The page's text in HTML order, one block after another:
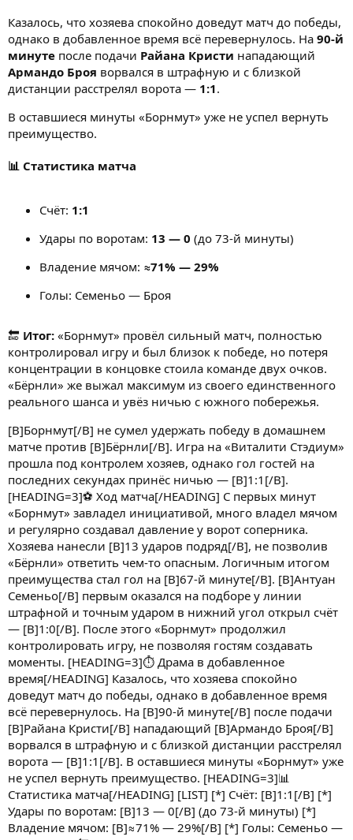
Казалось, что хозяева спокойно доведут матч до победы,
однако в добавленное время всё перевернулось. На 90-й
минуте после подачи Райана Кристи нападающий
Армандо Броя ворвался в штрафную и с близкой
дистанции расстрелял ворота — 1:1.
В оставшиеся минуты «Борнмут» уже не успел вернуть
преимущество.
📊 Статистика матча
Счёт: 1:1
Удары по воротам: 13 — 0 (до 73-й минуты)
Владение мячом: ≈71% — 29%
Голы: Семеньо — Броя
🔚 Итог: «Борнмут» провёл сильный матч, полностью
контролировал игру и был близок к победе, но потеря
концентрации в концовке стоила команде двух очков.
«Бёрнли» же выжал максимум из своего единственного
реального шанса и увёз ничью с южного побережья.
[B]Борнмут[/B] не сумел удержать победу в домашнем
матче против [B]Бёрнли[/B]. Игра на «Виталити Стэдиум»
прошла под контролем хозяев, однако гол гостей на
последних секундах принёс ничью — [B]1:1[/B].
[HEADING=3]⚽ Ход матча[/HEADING] С первых минут
«Борнмут» завладел инициативой, много владел мячом
и регулярно создавал давление у ворот соперника.
Хозяева нанесли [B]13 ударов подряд[/B], не позволив
«Бёрнли» ответить чем-то опасным. Логичным итогом
преимущества стал гол на [B]67-й минуте[/B]. [B]Антуан
Семеньо[/B] первым оказался на подборе у линии
штрафной и точным ударом в нижний угол открыл счёт
— [B]1:0[/B]. После этого «Борнмут» продолжил
контролировать игру, не позволяя гостям создавать
моменты. [HEADING=3]⏱ Драма в добавленное
время[/HEADING] Казалось, что хозяева спокойно
доведут матч до победы, однако в добавленное время
всё перевернулось. На [B]90-й минуте[/B] после подачи
[B]Райана Кристи[/B] нападающий [B]Армандо Броя[/B]
ворвался в штрафную и с близкой дистанции расстрелял
ворота — [B]1:1[/B]. В оставшиеся минуты «Борнмут» уже
не успел вернуть преимущество. [HEADING=3]📊
Статистика матча[/HEADING] [LIST] [*] Счёт: [B]1:1[/B] [*]
Удары по воротам: [B]13 — 0[/B] (до 73-й минуты) [*]
Владение мячом: [B]≈71% — 29%[/B] [*] Голы: Семеньо —